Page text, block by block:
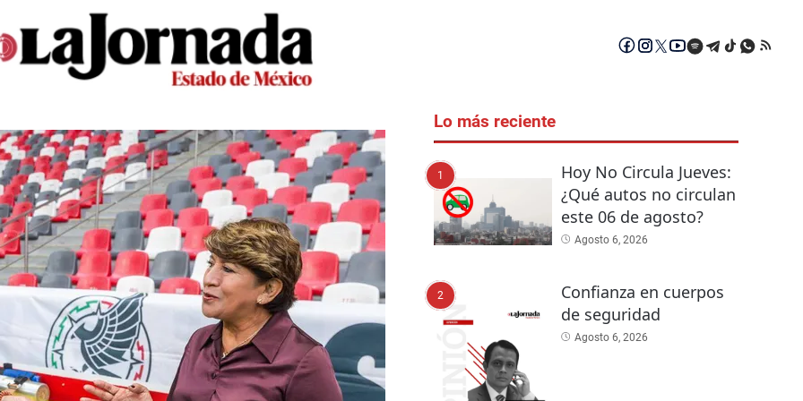
Lo más reciente
1
Hoy No Circula Jueves:
¿Qué autos no circulan
este 06 de agosto?
Agosto 6, 2026
2
Confianza en cuerpos
de seguridad
Agosto 6, 2026